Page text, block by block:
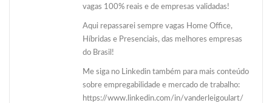
vagas 100% reais e de empresas validadas!
Aqui repassarei sempre vagas Home Office,
Híbridas e Presenciais, das melhores empresas
do Brasil!
Me siga no Linkedin também para mais conteúdo
sobre empregabilidade e mercado de trabalho:
https://www.linkedin.com/in/vanderleigoulart/